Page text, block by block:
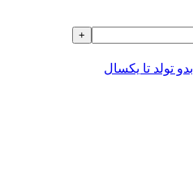
بدو تولد تا یکسال